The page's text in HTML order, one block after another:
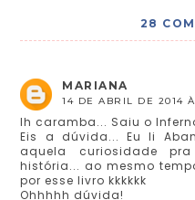
28
MARIANA
14 DE ABRIL DE 2014
Ih caramba... Saiu o
Eis a dúvida... Eu li
aquela curiosidade
história... ao mesmo
por esse livro kkkkkk
Ohhhhh dúvida!